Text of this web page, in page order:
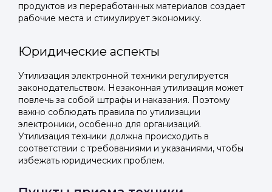
продуктов из переработанных материалов создает
рабочие места и стимулирует экономику.
Юридические аспекты
Утилизация электронной техники регулируется
законодательством. Незаконная утилизация может
повлечь за собой штрафы и наказания. Поэтому
важно соблюдать правила по утилизации
электроники, особенно для организаций.
Утилизация техники должна происходить в
соответствии с требованиями и указаниями, чтобы
избежать юридических проблем.